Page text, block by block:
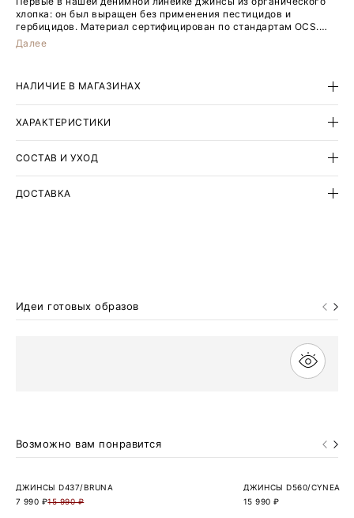
хлопка: он был выращен без применения пестицидов и
гербицидов. Материал сертифицирован по стандартам OCS.
Свободную модель высокой посадки отличают широкие
отвороты на брючинах — они делает образ особенно
потребления.
Далее
НАЛИЧИЕ В МАГАЗИНАХ
ХАРАКТЕРИСТИКИ
СОСТАВ И УХОД
ДОСТАВКА
Идеи готовых образов
Возможно вам понравится
ДЖИНСЫ D437/BRUNA
15 990 ₽
7 990 ₽
ДЖИНСЫ D560/CYNEA
15 990 ₽